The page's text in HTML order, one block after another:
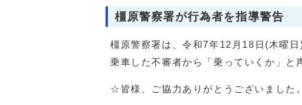
橿原警察署が行為者を指導警告
橿原警察署は、令和7年12月18日(木曜
乗車した不審者から「乗っていくか」と
☆皆様、ご協力ありがとうございました。